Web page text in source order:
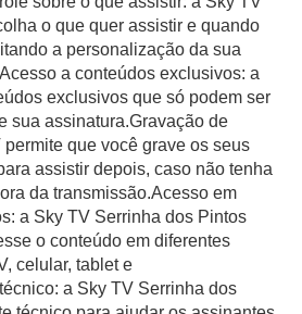
o que quer assistir e quando
a personalização da sua
a conteúdos exclusivos: a
exclusivos que só podem ser
sua assinatura.Gravação de
que você grave os seus
assistir depois, caso não tenha
da transmissão.Acesso em
a Sky TV Serrinha dos Pintos
o conteúdo em diferentes
celular, tablet e
a Sky TV Serrinha dos